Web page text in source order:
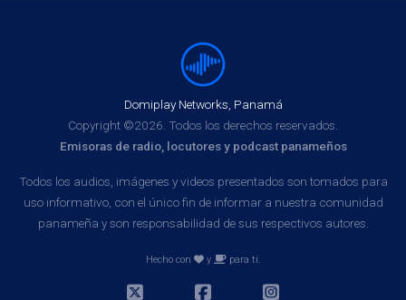
Domiplay Networks, Panamá
Copyright ©2026. Todos los derechos reservados.
Emisoras de radio, locutores y podcast panameños
Todos los audios, imágenes y videos presentados son tomados para
uso informativo, con el único fin de informar a nuestra comunidad
panameña y son responsabilidad de sus respectivos autores.
Hecho con y para ti.